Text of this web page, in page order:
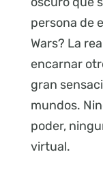
persona de
Wars? La
encarnar
gran
mundos.
poder,
virtual.